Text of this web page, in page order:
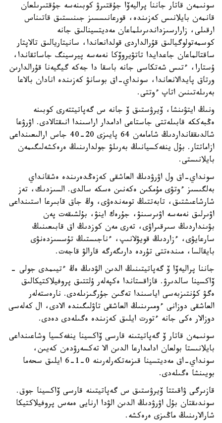
سونىمەن قاتار جاننا پراليەۆا جۇقتىرۋ كوبىنەسە جۇقتىرىلعان
قانمەن بايلانىس كەزىندە، قورعانىسسىز جىنىستىق قاتىناس
ارقىلى، زارارسىزداندىرىلماعان مەديتسينالىق جانە
كوسمەتولوگيالىق قۇرالداردى قولدانعاندا، سانيتاريالىق تالاپتار
ساقتالماعان جاعدايدا تاتۋيروۆكا نەمەسە پيرسينگ جاساتقاندا،
ۇستارا، ءتىس شەتكاسى جانە باسقا دا جەكە گيگيەنا قۇرالدارىن
ورتاق پايدالانعاندا، سونداي-اق بوسانۋ كەزىندە انادان بالاعا
بەرىلەتىنىن اتاپ ءوتتى.
ونىڭ ايتۋىنشا، ۆيرۋستىق ۆ جانە س گەپاتيتتەرى كوبىنە
ەڭبەككە قابىلەتتى جاستاعى ادامدار اراسىندا انىقتالادى. اۋرۋعا
شالدىققانداردىڭ شامامەن 64 پايىزى 20-40 جاس ارالىعىنداعى
ازاماتتار. بۇل ينفەكسيانىڭ بەرىلۋ جولدارىنىڭ ەرەكشەلىگىمەن
بايلانىستى.
سونداي-اق ول اۋرۋدىڭ العاشقى كەزەڭدەرىندە ەشقانداي
بەلگىسىز ءوتۋى مۇمكىن ەكەنىن ەسكە سالدى. السىزدىك، تەز
شارشاعىشتىق، تابەتتىڭ تومەندەۋى، وڭ جاق قابىرعا استىنداعى
اۋىرلىق نەمەسە اۋىرسىنۋ، جۇرەك اينۋ، بۇلشىقەت پەن
بۋىنداردىڭ سىرقىراۋى، تەرى مەن كوزدىڭ اق قابىعىنىڭ
سارعايۋى، ءزاردىڭ قويۋلانىپ، ءناجىستىڭ تۇسسىزدەنۋى
بايقالسا، مىندەتتى تۇردە دارىگەرگە قارالۋ قاجەت.
جاننا پراليەۆا ۆ گەپاتيتىنىڭ الدىن الۋدىڭ ەڭ ءتيىمدى جولى -
ۆاكسينا سالدىرۋ. قازاقستاندا ەكپەلەر ۇلتتىق پروفيلاكتيكالىق
ەگۋ كۇنتىزبەسى اياسىندا تەگىن جۇرگىزىلەدى. نارەستەلەر
العاشقى دوزانى ءومىرىنىڭ العاشقى تاۋلىگىندە الادى، ال كەلەسى
دوزالار ەكى جانە ءتورت ايلىق كەزىندە ەگىلەدى دەدى.
سونىمەن قاتار ۆ گەپاتيتىنە قارسى ۆاكسينا ينفەكسيا وشاعىنداعى
بايلانىستا بولعان ادامدارعا الدىن الا تەكسەرۋدەن كەيىن،
سونداي-اق مەديتسينا قىزمەتكەرلەرىنە 0-1-6 ايلىق سحەما
بويىنشا ەگىلەدى.
قازىرگى ۋاقىتتا ۆيرۋستىق س گەپاتيتىنە قارسى ۆاكسينا جوق.
سوندىقتان بۇل اۋرۋدىڭ الدىن الۋدا ارنايى ەمەس پروفيلاكتيكا
شارالارىنىڭ ماڭىزى ەرەكشە.